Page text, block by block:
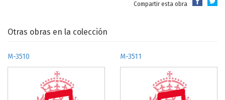
Compartir esta obra
Otras obras en la colección
M-3510 M-3511